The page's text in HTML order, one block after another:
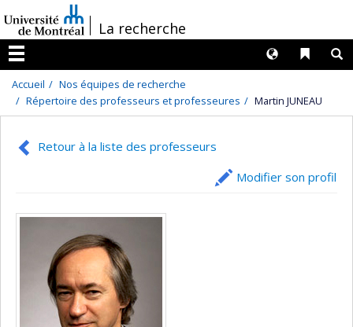
au
contenu
/La recherche
Menu
Liens
Langues
Accueil
Nos équipes de recherche
Répertoire des professeurs et professeures
Martin JUNEAU
Retour à la liste des professeurs
Modifier son profil